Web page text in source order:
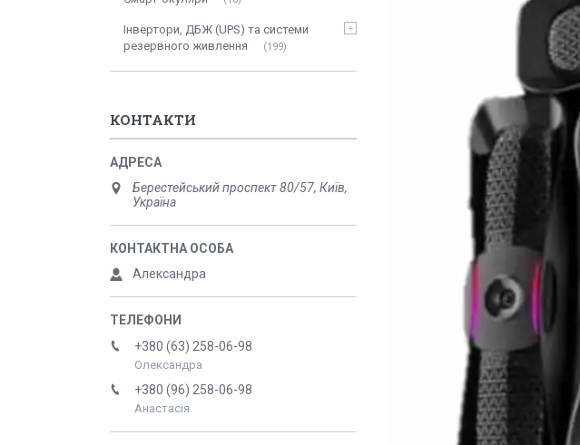
Інвертори, ДБЖ (UPS) та системи
резервного живлення
199
КОНТАКТИ
Берестейський проспект 80/57, Київ,
Україна
Александра
+380 (63) 258-06-98
Олександра
+380 (96) 258-06-98
Анастасія